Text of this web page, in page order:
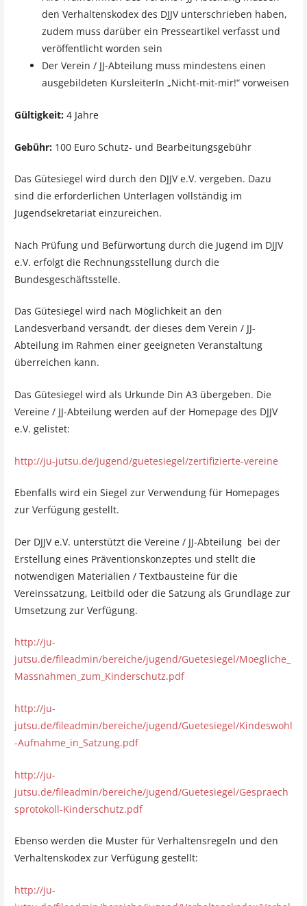
den Verhaltenskodex des DJJV unterschrieben haben,
zudem muss darüber ein Presseartikel verfasst und
veröffentlicht worden sein
Der Verein / JJ-Abteilung muss mindestens einen
ausgebildeten KursleiterIn „Nicht-mit-mir!“ vorweisen
Gültigkeit:4 Jahre
Gebühr:100 Euro Schutz- und Bearbeitungsgebühr
Das Gütesiegel wird durch den DJJV e.V. vergeben. Dazu
sind die erforderlichen Unterlagen vollständig im
Jugendsekretariat einzureichen.
Nach Prüfung und Befürwortung durch die Jugend im DJJV
e.V. erfolgt die Rechnungsstellung durch die
Bundesgeschäftsstelle.
Das Gütesiegel wird nach Möglichkeit an den
Landesverband versandt, der dieses dem Verein / JJ-
Abteilung im Rahmen einer geeigneten Veranstaltung
überreichen kann.
Das Gütesiegel wird als Urkunde Din A3 übergeben. Die
Vereine / JJ-Abteilung werden auf der Homepage des DJJV
e.V. gelistet:
http://ju-jutsu.de/jugend/guetesiegel/zertifizierte-vereine
Ebenfalls wird ein Siegel zur Verwendung für Homepages
zur Verfügung gestellt.
Der DJJV e.V. unterstützt die Vereine / JJ-Abteilung bei der
Erstellung eines Präventionskonzeptes und stellt die
notwendigen Materialien / Textbausteine für die
Vereinssatzung, Leitbild oder die Satzung als Grundlage zur
Umsetzung zur Verfügung.
http://ju-
jutsu.de/fileadmin/bereiche/jugend/Guetesiegel/Moegliche_
Massnahmen_zum_Kinderschutz.pdf
http://ju-
jutsu.de/fileadmin/bereiche/jugend/Guetesiegel/Kindeswohl
-Aufnahme_in_Satzung.pdf
http://ju-
jutsu.de/fileadmin/bereiche/jugend/Guetesiegel/Gespraech
sprotokoll-Kinderschutz.pdf
Ebenso werden die Muster für Verhaltensregeln und den
Verhaltenskodex zur Verfügung gestellt:
http://ju-